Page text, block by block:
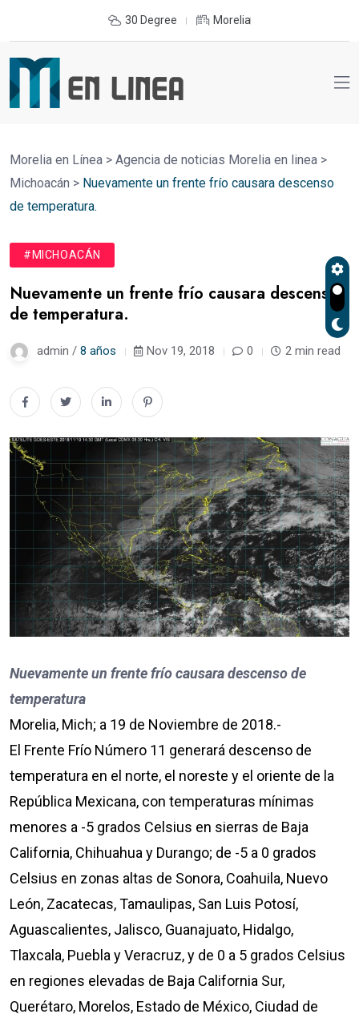
30 Degree Morelia
Morelia en Línea > Agencia de noticias Morelia en linea >
Michoacán > Nuevamente un frente frío causara descenso
de temperatura.
#MICHOACÁN
Nuevamente un frente frío causara descenso
de temperatura.
admin / 8 años Nov 19, 2018 0 2 min read
Nuevamente un frente frío causara descenso de
temperatura
Morelia, Mich; a 19 de Noviembre de 2018.-
El Frente Frío Número 11 generará descenso de
temperatura en el norte, el noreste y el oriente de la
República Mexicana, con temperaturas mínimas
menores a -5 grados Celsius en sierras de Baja
California, Chihuahua y Durango; de -5 a 0 grados
Celsius en zonas altas de Sonora, Coahuila, Nuevo
León, Zacatecas, Tamaulipas, San Luis Potosí,
Aguascalientes, Jalisco, Guanajuato, Hidalgo,
Tlaxcala, Puebla y Veracruz, y de 0 a 5 grados Celsius
en regiones elevadas de Baja California Sur,
Querétaro, Morelos, Estado de México, Ciudad de